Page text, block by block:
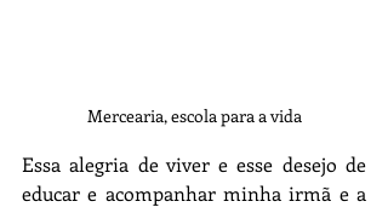
Mercearia, escola para a vida
Essa alegria de viver e esse desejo de
educar e acompanhar minha irmã e a